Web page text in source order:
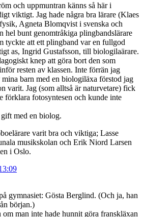
och uppmuntran känns så här i
viktigt. Jag hade några bra lärare (Klaes
Agneta Blomqvist i svenska och
hel bunt genomtråkiga plingbandslärare
tyckte att ett plingband var en fullgod
as, Ingrid Gustafsson, till biologilaärare.
knep att göra bort den som
resten av klassen. Inte förrän jag
barn med en biologiläxa förstod jag
varit. Jag (som alltså är naturvetare) fick
förklara fotosyntesen och kunde inte
med en biolog.
varit bra och viktiga; Lasse
musikskolan och Erik Niord Larsen
i Oslo.
gymnasiet: Gösta Berglind. (Och ja, han
början.)
om man inte hade hunnit göra franskläxan